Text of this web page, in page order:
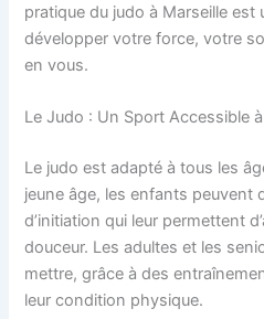
pratique du judo à Marseille est
développer votre force, votre
en vous.
Le Judo : Un Sport Accessible
Le judo est adapté à tous les
jeune âge, les enfants peuvent
d’initiation qui leur permettent
douceur. Les adultes et les
mettre, grâce à des
leur condition physique.